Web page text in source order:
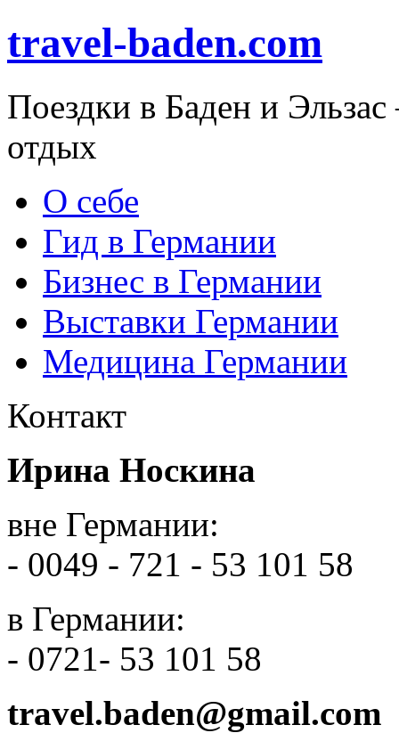
travel-baden.com
Поездки в Баден и
отдых
О себе
Гид в Германии
Бизнес в Германии
Выставки Германии
Медицина Германии
Контакт
Ирина Носкина
вне Германии:
- 0049 - 721 - 53 101 58
в Германии:
- 0721- 53 101 58
travel.baden@gmail.com